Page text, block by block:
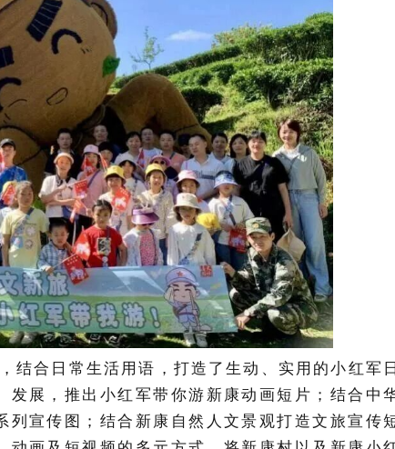
结合日常生活用语，打造了生动、实用的小红军日
展，推出小红军带你游新康动画短片；结合中
宣传图；结合新康自然人文景观打造文旅宣传